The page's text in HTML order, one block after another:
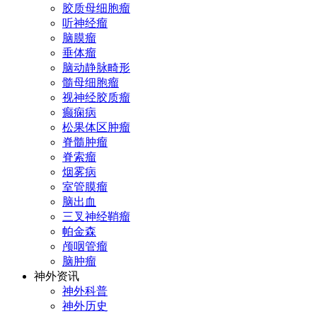
胶质母细胞瘤
听神经瘤
脑膜瘤
垂体瘤
脑动静脉畸形
髓母细胞瘤
视神经胶质瘤
癫痫病
松果体区肿瘤
脊髓肿瘤
脊索瘤
烟雾病
室管膜瘤
脑出血
三叉神经鞘瘤
帕金森
颅咽管瘤
脑肿瘤
神外资讯
神外科普
神外历史